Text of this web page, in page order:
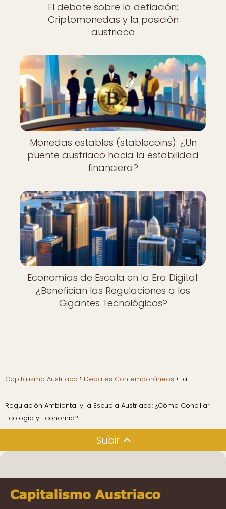
El debate sobre la deflación:
Criptomonedas y la posición
austriaca
Monedas estables (stablecoins): ¿Un
puente austriaco hacia la estabilidad
financiera?
Economías de Escala en la Era Digital:
¿Benefician las Regulaciones a los
Gigantes Tecnológicos?
Capitalismo Austriaco Debates Contemporáneos La
Regulación Ambiental y la Escuela Austriaca: ¿Cómo Conciliar
Ecología y Economía?
Subir